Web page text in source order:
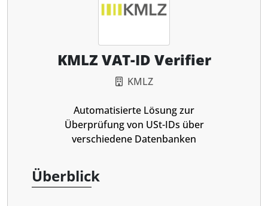
KMLZ VAT-ID Verifier
KMLZ
Automatisierte Lösung zur
Überprüfung von USt-IDs über
verschiedene Datenbanken
Überblick